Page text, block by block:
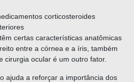
corticosteroides
certas características anatômicas
entre a córnea e a íris, também
cirurgia ocular é um outro fator.
ajuda a reforçar a importância dos